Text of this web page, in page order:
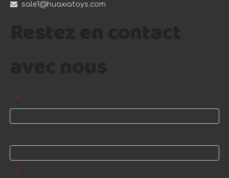
 sale1@huaxiatoys.com
*
*